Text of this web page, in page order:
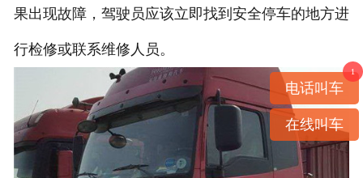
果出现故障，驾驶员应该立即找到安全停车的地方进
行检修或联系维修人员。
电话叫车
1
在线叫车